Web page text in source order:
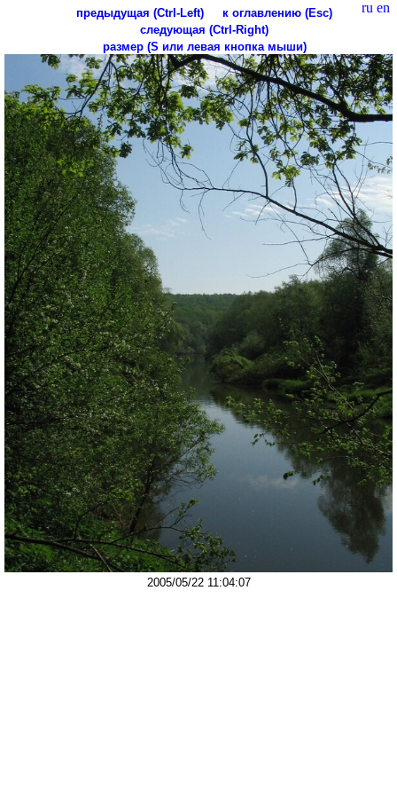
ru en
предыдущая (Ctrl-Left)
к оглавлению (Esc)
следующая (Ctrl-Right)
размер (S или левая кнопка мыши)
2005/05/22 11:04:07